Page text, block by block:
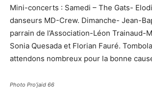
Mini-concerts : Samedi – The Gats-
danseurs MD-Crew. Dimanche- Jean-
parrain de l’Association-Léon Trainaud-
Sonia Quesada et Florian Fauré.
attendons nombreux pour la bonne
Photo Pro’jaid 66